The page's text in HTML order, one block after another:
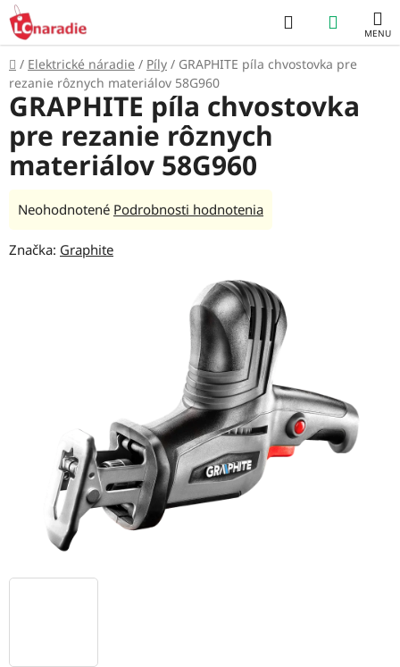
Prejsť
na
obsah
Hľadať
KOŠÍK
Domov
/ Elektrické náradie / Píly / GRAPHITE píla chvostovka pre
rezanie rôznych materiálov 58G960
GRAPHITE píla chvostovka
pre rezanie rôznych
materiálov 58G960
Priemerné
produktu
Neohodnotené Podrobnosti hodnotenia
Značka: Graphite